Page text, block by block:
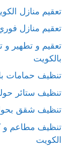
تعقيم منازل الكويت
تعقيم منازل
تعقيم و تطهير و
بالكويت
تنظيف حمامات
تنظيف ستائر
تنظيف شقق
تنظيف مطاعم و
الكويت